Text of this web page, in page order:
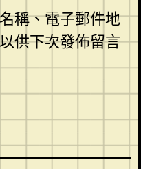
稱、電子郵件地
供下次發佈留言